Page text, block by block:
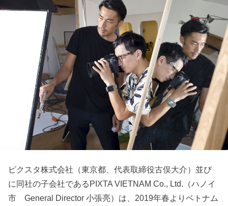
ピクスタ株式会社（東京都、代表取締役古俣大介）並び
に同社の子会社であるPIXTA VIETNAM Co., Ltd.（ハノイ
市 General Director 小張亮）は、2019年春よりベトナム